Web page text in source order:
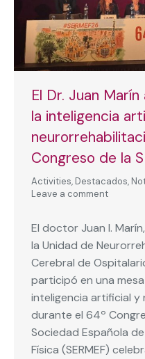
El Dr. Juan
la inteligencia
Congreso de la
Activities, Destacados,
Leave a comment
El doctor Juan I.
la Unidad de
Cerebral de
participó en una
inteligencia artificial
durante el 64º
Sociedad Española
Física (SERMEF)